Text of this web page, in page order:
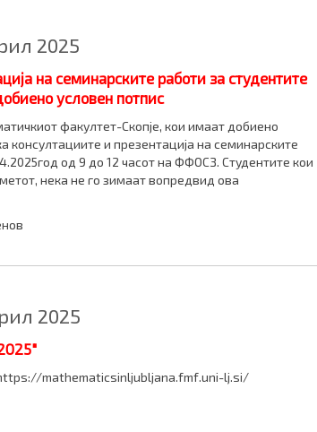
2025
на семинарските работи за студентите
условен потпис
факултет-Скопје, кои имаат добиено
консултациите и презентација на семинарските
од 9 до 12 часот на ФФОСЗ. Студентите кои
нека не го зимаат вопредвид ова
2025
mathematicsinljubljana.fmf.uni-lj.si/